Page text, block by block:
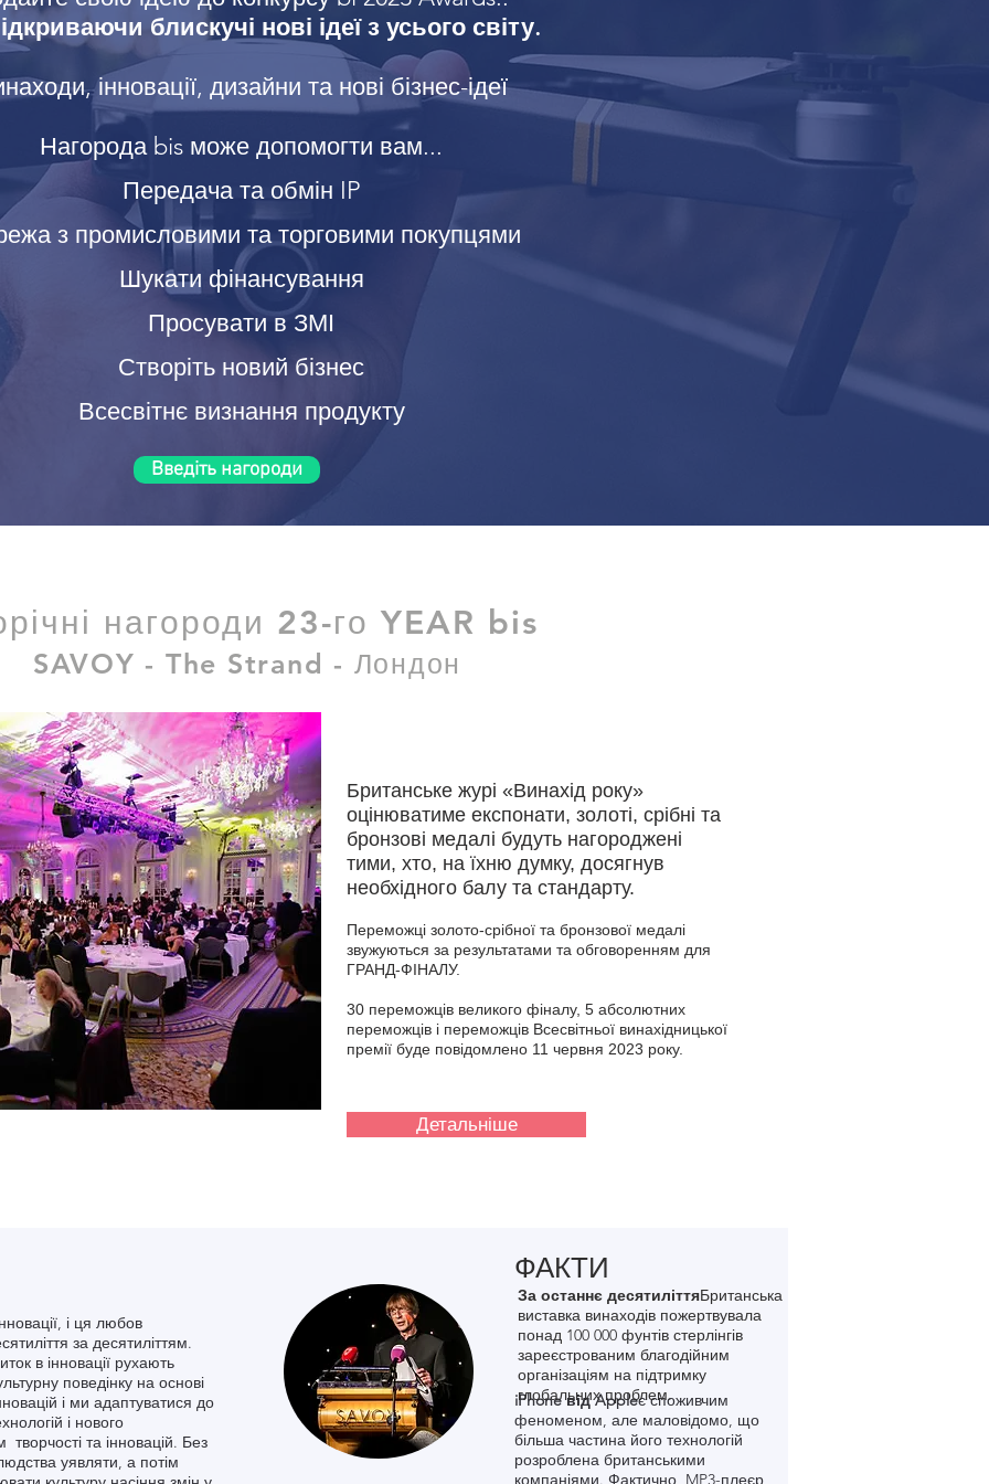
Вірджинія Реббітс
Засновник
NappyTime Ltd
virginia@nappy-time.com
www.nappy-time.com
нагороди 23-го YEAR bis
SAVOY - The Strand - Лондон
Британське журі «Винахід року»
оцінюватиме експонати, золоті, срібні та
бронзові медалі будуть нагороджені
тими, хто, на їхню думку, досягнув
необхідного балу та стандарту.
Переможці золото-срібної та бронзової медалі
звужуються за результатами та обговоренням для
ГРАНД-ФІНАЛУ.
30 переможців великого фіналу, 5 абсолютних
переможців і переможців Всесвітньої винахідницької
премії буде повідомлено 11 червня 2023 року.
Детальніше
і ця любов
за десятиліттям.
в інновації рухають
поведінку на основі
і ми адаптуватися до
і нового
та інновацій. Без
уявляти, а потім
iPhone від Appleє споживчим
феноменом, але маловідомо, що
більша частина його технологій
розроблена британськими
компаніями. Фактично, MP3-плеєр
ФАКТИ
За останнє десятиліттяБританська
виставка винаходів пожертвувала
понад 100 000 фунтів стерлінгів
зареєстрованим благодійним
організаціям на підтримку
глобальних проблем.
блискучі нові ідеї з усього світу.
інновації, дизайни та нові бізнес-ідеї
Нагорода bis може допомогти вам...
Передача та обмін IP
з промисловими та торговими покупцями
Шукати фінансування
Просувати в ЗМІ
Створіть новий бізнес
Всесвітнє визнання продукту
Введіть нагороди